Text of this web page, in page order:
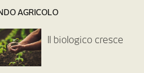
AGRICOLO
Il biologico cresce